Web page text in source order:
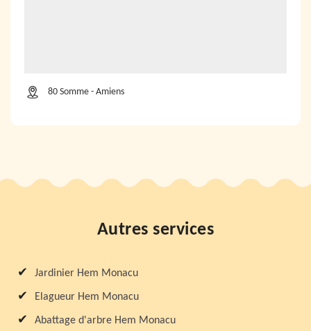
80 Somme - Amiens
Autres services
Jardinier Hem Monacu
Elagueur Hem Monacu
Abattage d'arbre Hem Monacu